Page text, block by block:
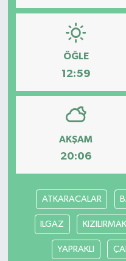
ÖĞLE
12:59
AKŞAM
20:06
ATKARACALAR
ILGAZ KIZILIRMAK
YAPRAKLI